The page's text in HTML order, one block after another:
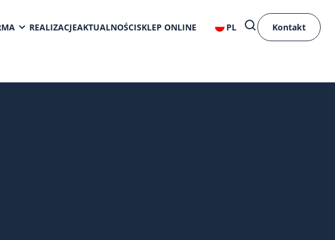
REALIZACJEAKTUALNOŚCISKLEP ONLINE PL Kontakt